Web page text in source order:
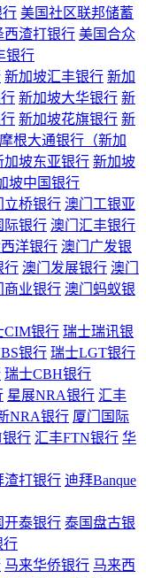
行 美国社区联邦储蓄
西渣打银行 美国合众
银行
新加坡汇丰银行 新加
新加坡大华银行 新
新加坡花旗银行 新
摩根大通银行（新加
加坡东亚银行 新加坡
坡中国银行
立桥银行 澳门工银亚
际银行 澳门汇丰银行
洋银行 澳门广发银
行 澳门发展银行 澳门
商业银行 澳门蚂蚁银
CIM银行 瑞士瑞讯银
银行 瑞士LGT银行
瑞士CBH银行
星展NRA银行 汇丰
NRA银行 厦门国际
银行 汇丰FTN银行 华
渣打银行 迪拜Banque
开泰银行 泰国盘古银
行
马来华侨银行 马来西